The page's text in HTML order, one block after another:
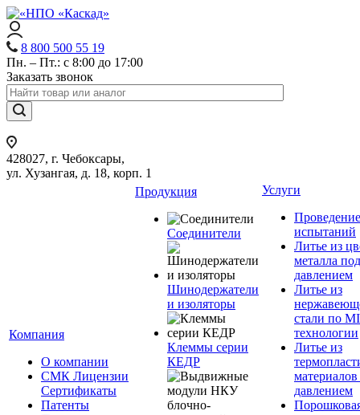
8 800 500 55 19
Пн. – Пт.: с 8:00 до 17:00
Заказать звонок
428027, г. Чебоксары,
ул. Хузангая, д. 18, корп. 1
Компания
О компании
СМК Лицензии
Сертификаты
Патенты
Продукция
Соединители
Шинодержатели
и изоляторы
Клеммы серии
КЕДР
Услуги
Проведение
испытаний
Литье из
металла под
давлением
Литье из
стали по
технологии
Литье из
давлением